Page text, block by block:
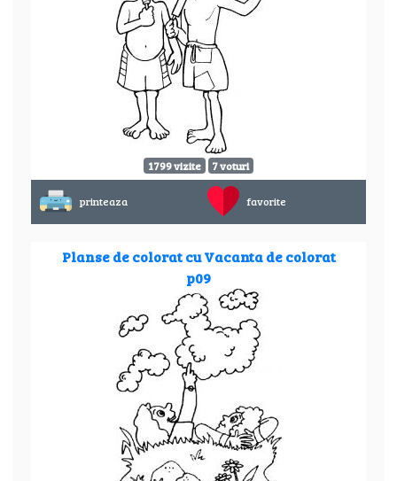
1799 vizite 7 voturi
printeaza favorite
Planse de colorat cu Vacanta de colorat
p09